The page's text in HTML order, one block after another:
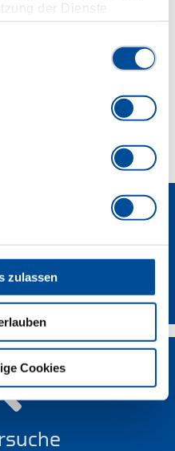
der Dienste
zulassen
Cookies
www.flaticon.com